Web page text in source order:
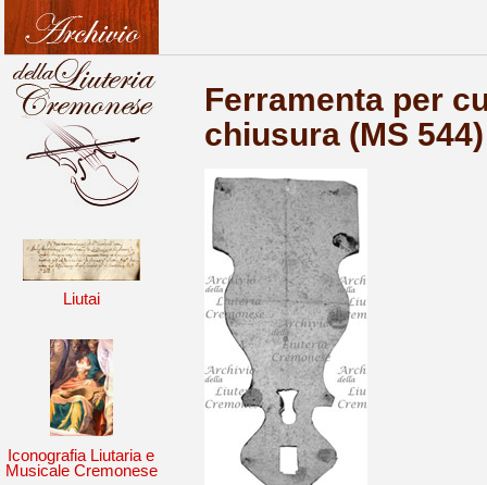
Liutai
Iconografia Liutaria e
Musicale Cremonese
Ferramenta per
chiusura (MS 544)